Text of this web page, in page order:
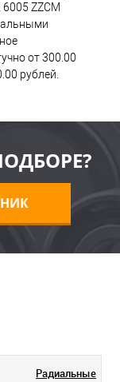
ZZCM
от 300.00
рублей.
Радиальные